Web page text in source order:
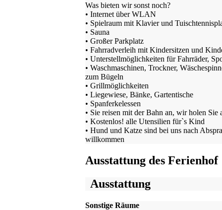
Was bieten wir sonst noch?
• Internet über WLAN
• Spielraum mit Klavier und
• Sauna
• Großer Parkplatz
• Fahrradverleih mit Kindersitzen und
• Unterstellmöglichkeiten für Fahrräder,
• Waschmaschinen, Trockner,
zum Bügeln
• Grillmöglichkeiten
• Liegewiese, Bänke, Gartentische
• Spanferkelessen
• Sie reisen mit der Bahn an, wir holen Sie
• Kostenlos! alle Utensilien für`s Kind
• Hund und Katze sind bei uns nach
willkommen
Ausstattung des Ferienhof
Ausstattung
Sonstige Räume